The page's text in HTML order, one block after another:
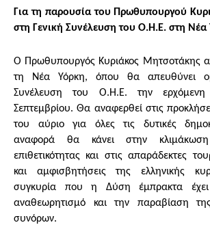
Για τη παρουσία του Πρωθυπουργού
στη Γενική Συνέλευση του Ο.Η.Ε. στη Νέα
Ο Πρωθυπουργός Κυριάκος Μητσοτάκης
τη Νέα Υόρκη, όπου θα απευθύνει
Συνέλευση του Ο.Η.Ε. την
Σεπτεμβρίου. Θα αναφερθεί στις
του αύριο για όλες τις δυτικές
αναφορά θα κάνει στην
επιθετικότητας και στις απαράδεκτες
και αμφισβητήσεις της ελληνικής
συγκυρία που η Δύση έμπρακτα έχει
αναθεωρητισμό και την παραβίαση
συνόρων.